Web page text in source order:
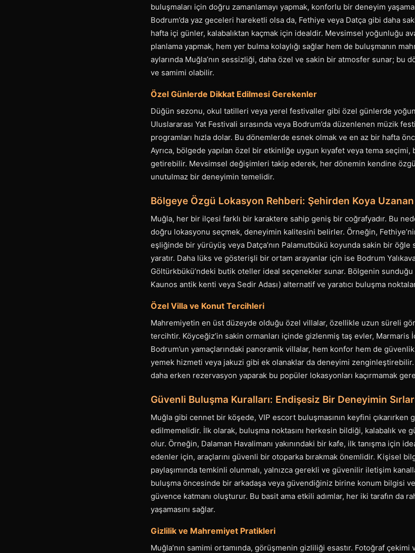
buluşmaları için doğru zamanlamayı yapmak, konforlu bir deneyim
Bodrum’da yaz geceleri hareketli olsa da, Fethiye veya Datça gibi daha
hafta içi günler, kalabalıktan kaçmak için idealdir. Mevsimsel yoğunluğu
planlama yapmak, hem yer bulma kolaylığı sağlar hem de buluşmanın
aylarında Muğla’nın sessizliği, daha özel ve sakin bir atmosfer sunar; bu
ve samimi olabilir.
Özel Günlerde Dikkat Edilmesi Gerekenler
Düğün sezonu, okul tatilleri veya yerel festivaller gibi özel günlerde
Uluslararası Yat Festivali sırasında veya Bodrum’da düzenlenen müzik
programları hızla dolar. Bu dönemlerde esnek olmak ve en az bir hafta
Ayrıca, bölgede yapılan özel bir etkinliğe uygun kıyafet veya tema seçimi,
getirebilir. Mevsimsel değişimleri takip ederek, her dönemin kendine özgü
unutulmaz bir deneyimin temelidir.
Bölgeye Özgü Lokasyon Rehberi: Şehirden Koya
Muğla, her bir ilçesi farklı bir karaktere sahip geniş bir coğrafyadır. Bu
doğru lokasyonu seçmek, deneyimin kalitesini belirler. Örneğin, Fethiye’nin
eşliğinde bir yürüyüş veya Datça’nın Palamutbükü koyunda sakin bir öğle
yaratır. Daha lüks ve gösterişli bir ortam arayanlar için ise Bodrum
Göltürkbükü’ndeki butik oteller ideal seçenekler sunar. Bölgenin
Kaunos antik kenti veya Sedir Adası) alternatif ve yaratıcı buluşma
Özel Villa ve Konut Tercihleri
Mahremiyetin en üst düzeyde olduğu özel villalar, özellikle uzun süreli
tercihtir. Köyceğiz’in sakin ormanları içinde gizlenmiş taş evler, Marmaris
Bodrum’un yamaçlarındaki panoramik villalar, hem konfor hem de
yemek hizmeti veya jakuzi gibi ek olanaklar da deneyimi zenginleştirebilir.
daha erken rezervasyon yaparak bu popüler lokasyonları kaçırmamak
Güvenli Buluşma Kuralları: Endişesiz Bir Deneyimin
Muğla gibi cennet bir köşede, VIP escort buluşmasının keyfini çıkarırken
edilmemelidir. İlk olarak, buluşma noktasını herkesin bildiği, kalabalık ve
olur. Örneğin, Dalaman Havalimanı yakınındaki bir kafe, ilk tanışma için
edenler için, araçlarını güvenli bir otoparka bırakmak önemlidir. Kişisel
paylaşımında temkinli olunmalı, yalnızca gerekli ve güvenilir iletişim
buluşma öncesinde bir arkadaşa veya güvendiğiniz birine konum bilgisi
güvence katmanı oluşturur. Bu basit ama etkili adımlar, her iki tarafın da
yaşamasını sağlar.
Gizlilik ve Mahremiyet Pratikleri
Muğla’nın samimi ortamında, görüşmenin gizliliği esastır. Fotoğraf çekimi